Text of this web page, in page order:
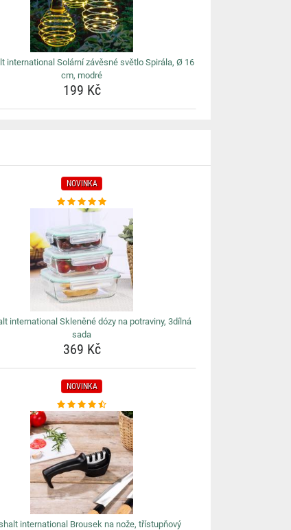
international Solární závěsné světlo Spirála, Ø 16
cm, modré
199 Kč
NOVINKA
international Skleněné dózy na potraviny, 3dílná
sada
369 Kč
NOVINKA
international Brousek na nože, třístupňový